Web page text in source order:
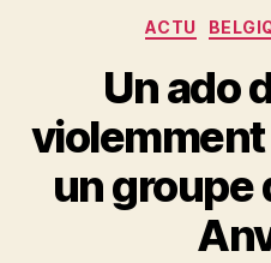
ACTU
Un ado
un groupe